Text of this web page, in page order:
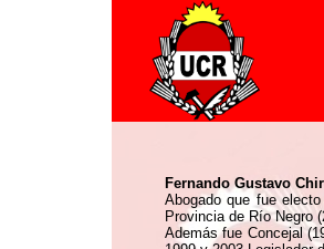
Fernando Gustavo
Abogado que fue
Provincia de Río Negro
Además fue Concejal